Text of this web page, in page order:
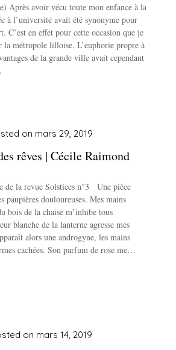
Après avoir vécu toute mon enfance à la
à l’université avait été synonyme pour
C’est en effet pour cette occasion que je
la métropole lilloise. L’euphorie propre à
de la grande ville avait cependant
rêves | Cécile Raimond
on mars 29, 2019
de la revue Solstices n°3 Une pièce
paupières douloureuses. Mes mains
bois de la chaise m’inhibe tous
blanche de la lanterne agresse mes
alors une androgyne, les mains
cachées. Son parfum de rose me…
on mars 14, 2019